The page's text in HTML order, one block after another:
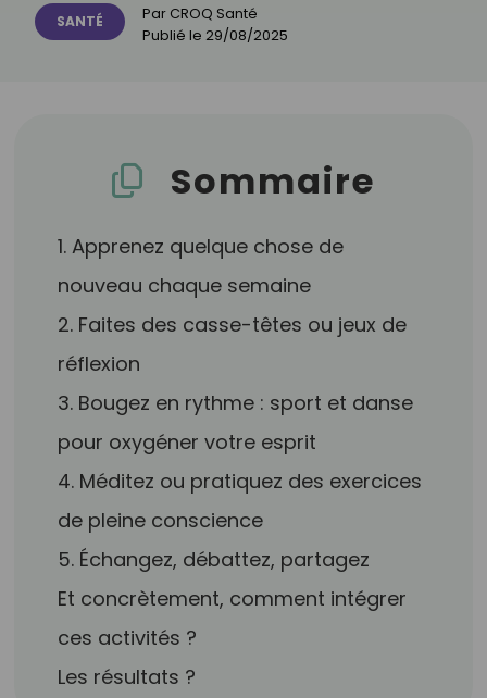
SANTÉ Par CROQ Santé
Publié le 29/08/2025
Sommaire
1. Apprenez quelque chose de
nouveau chaque semaine
2. Faites des casse-têtes ou jeux de
réflexion
3. Bougez en rythme : sport et danse
pour oxygéner votre esprit
4. Méditez ou pratiquez des exercices
de pleine conscience
5. Échangez, débattez, partagez
Et concrètement, comment intégrer
ces activités ?
Les résultats ?